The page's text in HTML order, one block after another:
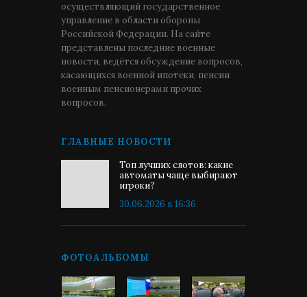
осуществляющий государственное
управление в области обороны
Российской Федерации. На сайте
представлены последние военные
новости, ведётся обсуждение вопросов,
касающихся военной ипотеки, пенсии
военным пенсионерами прочих
вопросов.
ГЛАВНЫЕ НОВОСТИ
Топ лучших слотов: какие
автоматы чаще выбирают
игроки?
30.06.2026 в 16:36
ФОТОАЛЬБОМЫ